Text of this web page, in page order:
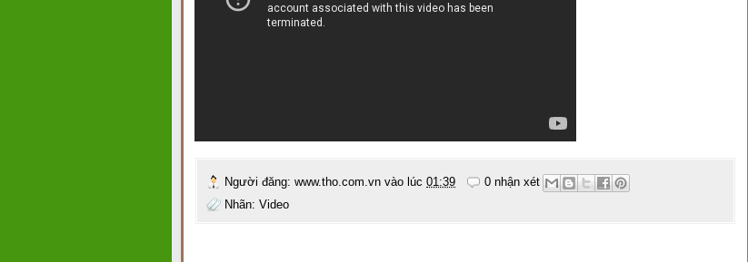
Người đăng: www.tho.com.vn vào lúc 01:39
0 nhận xét
Nhãn: Video